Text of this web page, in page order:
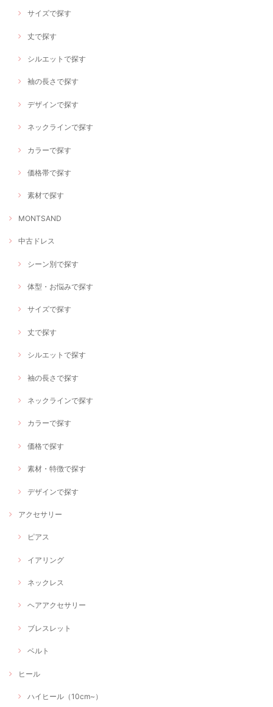
サイズで探す
丈で探す
シルエットで探す
袖の長さで探す
デザインで探す
ネックラインで探す
カラーで探す
価格帯で探す
素材で探す
MONTSAND
中古ドレス
シーン別で探す
体型・お悩みで探す
サイズで探す
丈で探す
シルエットで探す
袖の長さで探す
ネックラインで探す
カラーで探す
価格で探す
素材・特徴で探す
デザインで探す
アクセサリー
ピアス
イアリング
ネックレス
ヘアアクセサリー
ブレスレット
ベルト
ヒール
ハイヒール（10cm~）